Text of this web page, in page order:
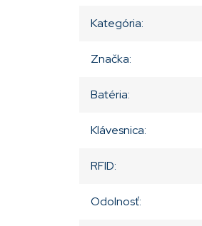
Kategória:
Značka:
Batéria:
Klávesnica:
RFID:
Odolnosť: